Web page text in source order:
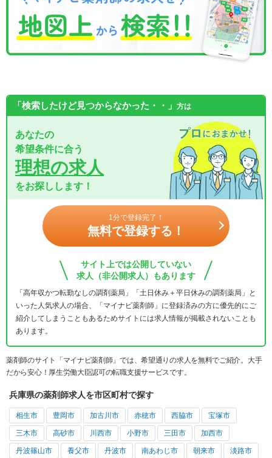
「検索したけど見つからなかった・・」 方は
あなたの
希望条件に合う
理想の求人
をお探しします！
1分で登録完了！
無料で登録する！
サイト上では公開していない
求人（非公開求人）もあります
「高年収かつ転勤なしの調剤薬局」「土日休み＋平日休みの調剤薬局」と
いった人気求人の場合、「マイナビ薬剤師」に登録済みの方に優先的にご
紹介してしまうこともあるためサイトには求人情報が掲載されないことも
あります。
薬剤師のサイト「マイナビ薬剤師」では、希望通りの求人を無料でご紹介。大手
だから安心！厚生労働大臣認可の転職支援サービスです。
兵庫県の薬剤師求人を市区町村で探す
相生市 豊岡市 加古川市 赤穂市 西脇市 宝塚市
三木市 高砂市 川西市 小野市 三田市 加西市
丹波篠山市 養父市 丹波市 南あわじ市 朝来市 淡路市